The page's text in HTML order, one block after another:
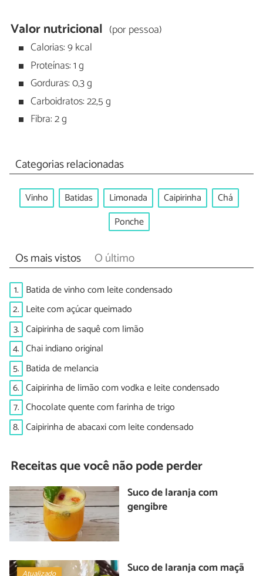
Valor nutricional (por pessoa)
Calorias: 9 kcal
Proteínas: 1 g
Gorduras: 0,3 g
Carboidratos: 22,5 g
Fibra: 2 g
Categorias relacionadas
Vinho Batidas Limonada Caipirinha
Chá
Ponche
Os mais vistos O último
1. Batida de vinho com leite condensado
2. Leite com açúcar queimado
3. Caipirinha de saquê com limão
4. Chai indiano original
5. Batida de melancia
6. Caipirinha de limão com vodka e leite condensado
7. Chocolate quente com farinha de trigo
8. Caipirinha de abacaxi com leite condensado
Receitas que você não pode perder
Suco de laranja com
gengibre
Suco de laranja com maçã